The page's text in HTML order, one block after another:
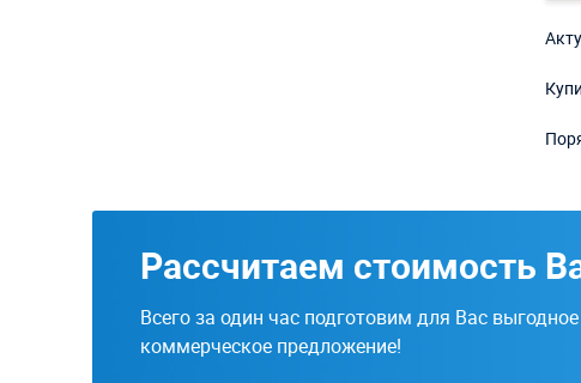
Рассчитаем стоимость
Всего за один час подготовим для Вас выгодное
коммерческое предложение!